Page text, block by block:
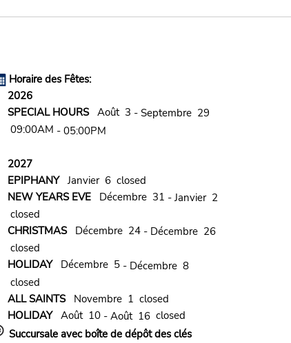
Horaire des Fêtes:
2026
SPECIAL HOURSAoût 3 - Septembre 29
09:00AM - 05:00PM
2027
EPIPHANYJanvier 6 closed
NEW YEARS EVEDécembre 31 - Janvier 2
closed
CHRISTMASDécembre 24 - Décembre 26
closed
HOLIDAYDécembre 5 - Décembre 8
closed
ALL SAINTSNovembre 1 closed
HOLIDAYAoût 10 - Août 16closed
Succursale avec boîte de dépôt des clés